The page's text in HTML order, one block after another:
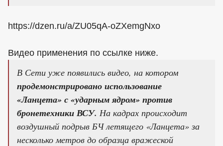
https://dzen.ru/a/ZU05qA-oZXemgNxo
Видео применения по ссылке ниже.
В Сети уже появились видео, на котором
продемонстрировано использование
«Ланцета» с «ударным ядром» против
бронетехники ВСУ. На кадрах происходит
воздушный подрыв БЧ летящего «Ланцета» за
несколько метров до образца вражеской